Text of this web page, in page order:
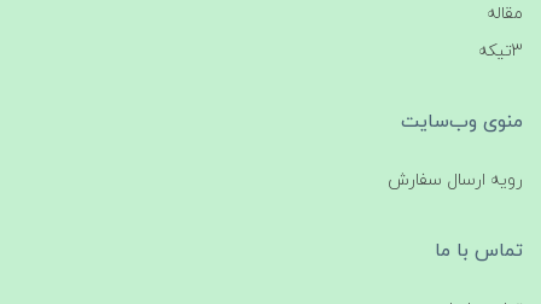
مقاله
3تیکه
منوی وب‌سایت
رویه ارسال سفارش
تماس با ما